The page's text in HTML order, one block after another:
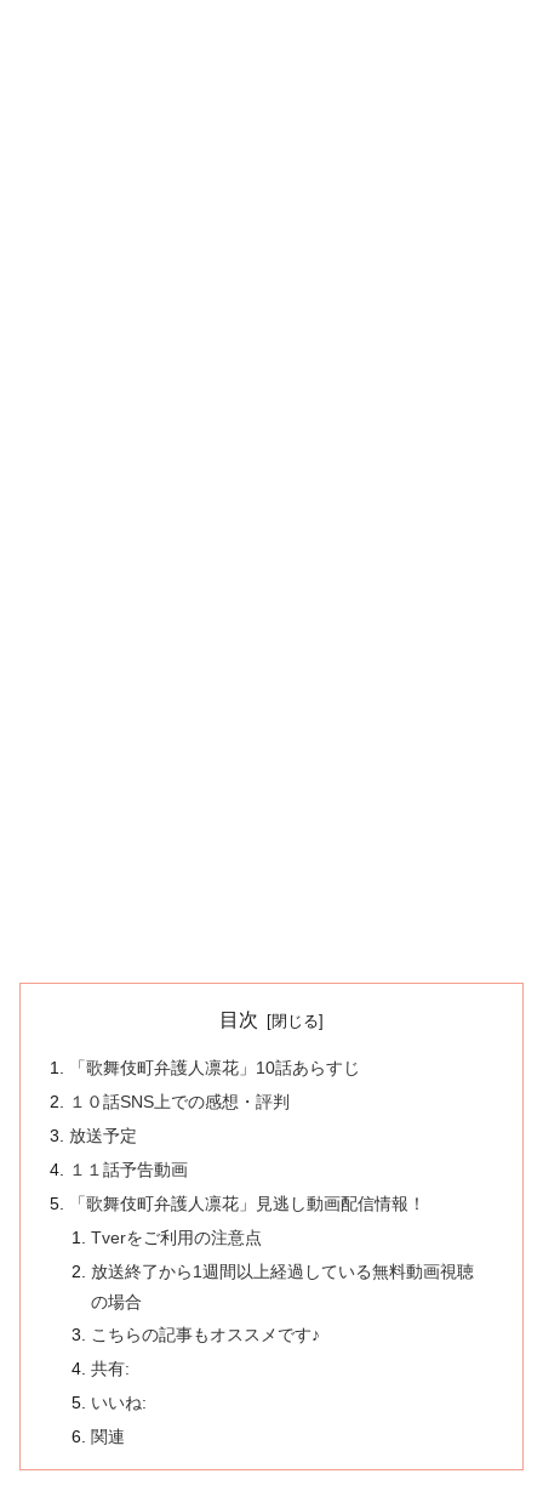
目次
「歌舞伎町弁護人凛花」10話あらすじ
１０話SNS上での感想・評判
放送予定
１１話予告動画
「歌舞伎町弁護人凛花」見逃し動画配信情報！
Tverをご利用の注意点
放送終了から1週間以上経過している無料動画視聴
の場合
こちらの記事もオススメです♪
共有:
いいね:
関連